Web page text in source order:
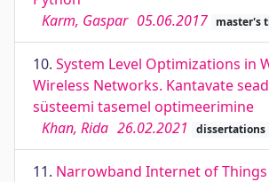
Karm, Gaspar 05.06.2017 master's
10. System Level Optimizations in
Wireless Networks. Kantavate
süsteemi tasemel optimeerimine
Khan, Rida 26.02.2021 dissertations
11. Narrowband Internet of Things